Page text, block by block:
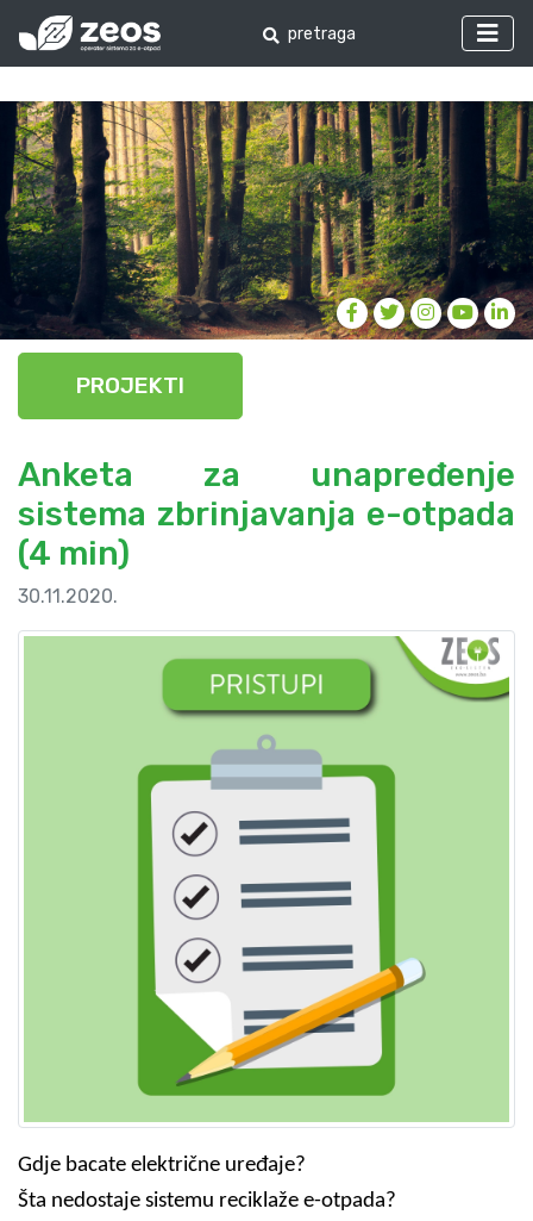
PROJEKTI
Anketa za unapređenje
sistema zbrinjavanja e-otpada
(4 min)
30.11.2020.
Gdje bacate električne uređaje?
Šta nedostaje sistemu reciklaže e-otpada?